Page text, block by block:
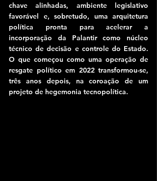
chave alinhadas, ambiente legislativo
favorável e, sobretudo, uma arquitetura
política pronta para acelerar a
incorporação da Palantir como núcleo
técnico de decisão e controle do Estado.
O que começou como uma operação de
resgate político em 2022 transformou-se,
três anos depois, na coroação de um
projeto de hegemonia tecnopolítica.